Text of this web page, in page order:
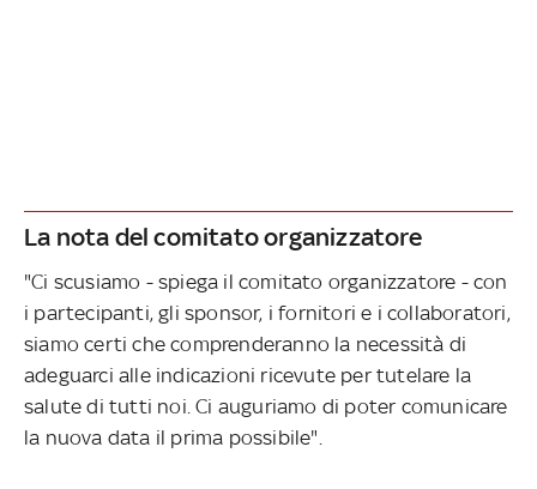
La nota del comitato organizzatore
"Ci scusiamo - spiega il comitato organizzatore - con
i partecipanti, gli sponsor, i fornitori e i collaboratori,
siamo certi che comprenderanno la necessità di
adeguarci alle indicazioni ricevute per tutelare la
salute di tutti noi. Ci auguriamo di poter comunicare
la nuova data il prima possibile".